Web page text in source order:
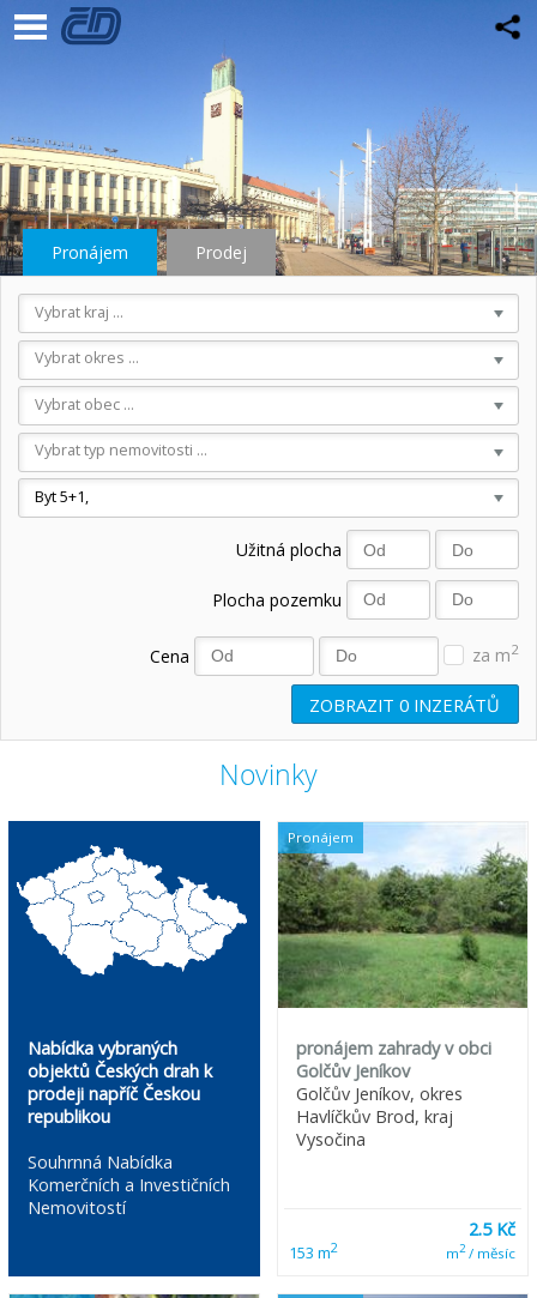
Pronájem Prodej
Vybrat kraj ...
Vybrat okres ...
Vybrat obec ...
Vybrat typ nemovitosti ...
Byt 5+1,
Užitná plocha
Plocha pozemku
Cena za m2
ZOBRAZIT0 INZERÁTŮ
Novinky
Nabídka vybraných
objektů Českých drah k
prodeji napříč Českou
republikou
Souhrnná Nabídka
Komerčních a Investičních
Nemovitostí
Pronájem
pronájem zahrady v obci
Golčův Jeníkov
Golčův Jeníkov, okres
Havlíčkův Brod, kraj
Vysočina
153 m2
2.5 Kč
m2/ měsíc